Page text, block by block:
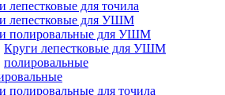
лепестковые для точила
лепестковые для УШМ
полировальные для УШМ
Круги лепестковые для УШМ
полировальные
полировальные для точила